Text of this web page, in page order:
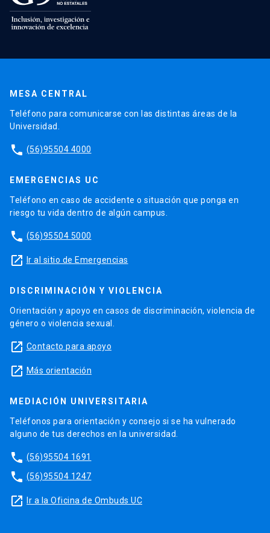
MESA CENTRAL
Teléfono para comunicarse con las distintas áreas de la
Universidad.
phone (56)95504 4000
EMERGENCIAS UC
Teléfono en caso de accidente o situación que ponga en
riesgo tu vida dentro de algún campus.
phone (56)95504 5000
launch Ir al sitio de Emergencias
DISCRIMINACIÓN Y VIOLENCIA
Orientación y apoyo en casos de discriminación, violencia de
género o violencia sexual.
launch Contacto para apoyo
launch Más orientación
MEDIACIÓN UNIVERSITARIA
Teléfonos para orientación y consejo si se ha vulnerado
alguno de tus derechos en la universidad.
phone (56)95504 1691
phone (56)95504 1247
launch Ir a la Oficina de Ombuds UC